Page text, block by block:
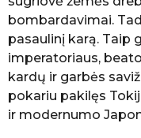
bombardavimai.
pasaulinį karą. Taip
imperatoriaus,
kardų ir garbės
pokariu pakilęs
ir modernumo